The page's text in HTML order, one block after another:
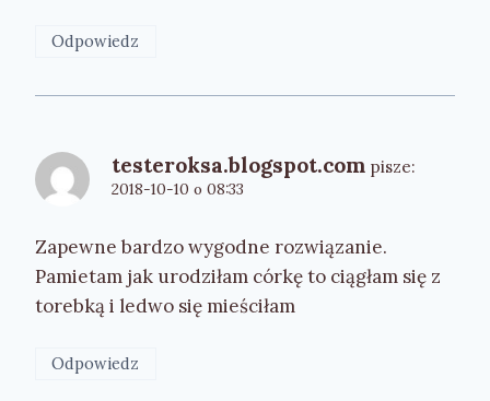
Odpowiedz
testeroksa.blogspot.com pisze:
2018-10-10 o 08:33
Zapewne bardzo wygodne rozwiązanie.
Pamietam jak urodziłam córkę to ciągłam się z
torebką i ledwo się mieściłam
Odpowiedz